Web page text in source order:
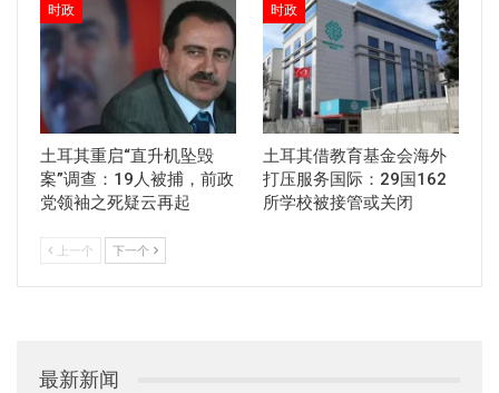
时政
土耳其重启“直升机坠毁
案”调查：19人被捕，前政
党领袖之死疑云再起
时政
土耳其借教育基金会海外
打压服务国际：29国162
所学校被接管或关闭
上一个 下一个
最新新闻